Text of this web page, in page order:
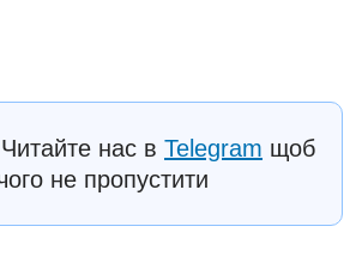
Читайте нас в Telegram щоб
не пропустити